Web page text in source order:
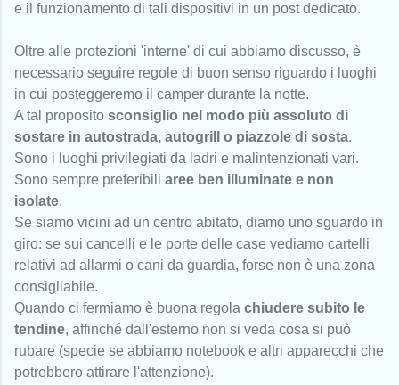
e il funzionamento di tali dispositivi in un post dedicato.
Oltre alle protezioni 'interne' di cui abbiamo discusso, è
necessario seguire regole di buon senso riguardo i luoghi
in cui posteggeremo il camper durante la notte.
A tal proposito sconsiglio nel modo più assoluto di
sostare in autostrada, autogrill o piazzole di sosta.
Sono i luoghi privilegiati da ladri e malintenzionati vari.
Sono sempre preferibili aree ben illuminate e non
isolate.
Se siamo vicini ad un centro abitato, diamo uno sguardo in
giro: se sui cancelli e le porte delle case vediamo cartelli
relativi ad allarmi o cani da guardia, forse non è una zona
consigliabile.
Quando ci fermiamo è buona regola chiudere subito le
tendine, affinché dall'esterno non si veda cosa si può
rubare (specie se abbiamo notebook e altri apparecchi che
potrebbero attirare l'attenzione).